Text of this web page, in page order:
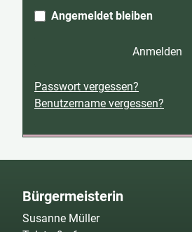
Angemeldet bleiben
Anmelden
Passwort vergessen?
Benutzername vergessen?
Bürgermeisterin
Susanne Müller